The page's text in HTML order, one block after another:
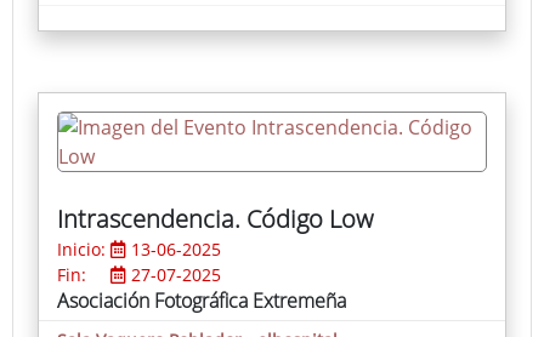
sinfín de carcajadas, estos dos payasos llevarán al
público a un mundo de locura, diversión y ternura.
Intrascendencia. Código Low
Inicio:
13-06-2025
Fin:
27-07-2025
Asociación Fotográfica Extremeña